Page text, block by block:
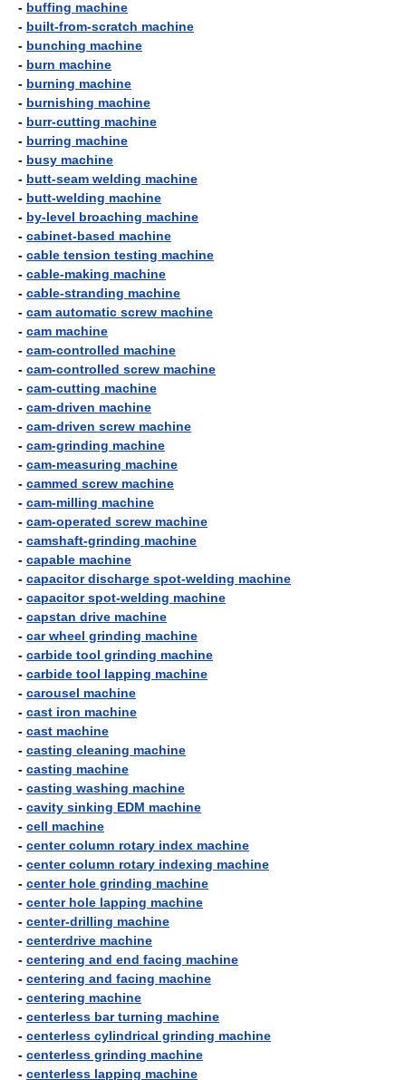
- buffing machine
- built-from-scratch machine
- bunching machine
- burn machine
- burning machine
- burnishing machine
- burr-cutting machine
- burring machine
- busy machine
- butt-seam welding machine
- butt-welding machine
- by-level broaching machine
- cabinet-based machine
- cable tension testing machine
- cable-making machine
- cable-stranding machine
- cam automatic screw machine
- cam machine
- cam-controlled machine
- cam-controlled screw machine
- cam-cutting machine
- cam-driven machine
- cam-driven screw machine
- cam-grinding machine
- cam-measuring machine
- cammed screw machine
- cam-milling machine
- cam-operated screw machine
- camshaft-grinding machine
- capable machine
- capacitor discharge spot-welding machine
- capacitor spot-welding machine
- capstan drive machine
- car wheel grinding machine
- carbide tool grinding machine
- carbide tool lapping machine
- carousel machine
- cast iron machine
- cast machine
- casting cleaning machine
- casting machine
- casting washing machine
- cavity sinking EDM machine
- cell machine
- center column rotary index machine
- center column rotary indexing machine
- center hole grinding machine
- center hole lapping machine
- center-drilling machine
- centerdrive machine
- centering and end facing machine
- centering and facing machine
- centering machine
- centerless bar turning machine
- centerless cylindrical grinding machine
- centerless grinding machine
- centerless lapping machine